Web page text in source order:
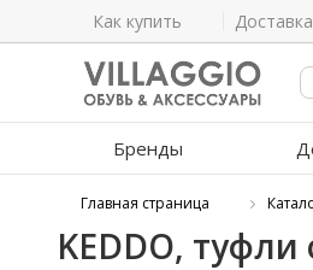
Как купить Доставка
Бренды
Главная страница
KEDDO,